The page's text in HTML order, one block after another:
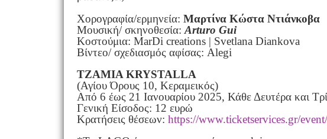
Χορογραφία/ερμηνεία: Μαρτίνα Κώστα Ντιάνκοβα
Μουσική/ σκηνοθεσία: Arturo Gui
Κοστούμια: MarDi creations | Svetlana Diankova
Βίντεο/ σχεδιασμός αφίσας: Alegi
TZAMIA KRYSTALLA
(Αγίου Όρους 10, Κεραμεικός)
Από 6 έως 21 Ιανουαρίου 2025, Κάθε Δευτέρα και
Γενική Είσοδος: 12 ευρώ
Κρατήσεις θέσεων: https://www.ticketservices.gr/event/